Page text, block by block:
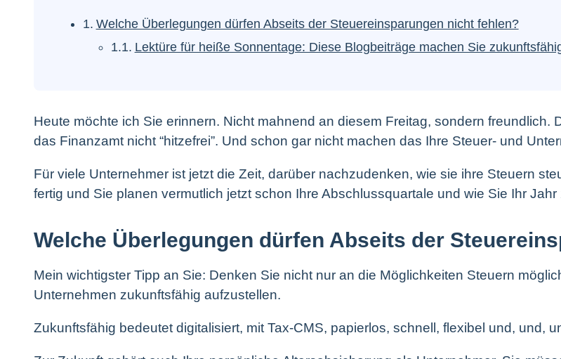
Welche Überlegungen dürfen Abseits der Steuereinsparungen nicht fehlen?
Lektüre für heiße Sonnentage: Diese Blogbeiträge machen Sie
Heute möchte ich Sie erinnern. Nicht mahnend an diesem Freitag, sondern freundlich.
das Finanzamt nicht “hitzefrei”. Und schon gar nicht machen das Ihre Steuer- und
Für viele Unternehmer ist jetzt die Zeit, darüber nachzudenken, wie sie ihre Steuern
fertig und Sie planen vermutlich jetzt schon Ihre Abschlussquartale und wie Sie Ihr
Welche Überlegungen dürfen Abseits der
Mein wichtigster Tipp an Sie: Denken Sie nicht nur an die Möglichkeiten Steuern
Unternehmen zukunftsfähig aufzustellen.
Zukunftsfähig bedeutet digitalisiert, mit Tax-CMS, papierlos, schnell, flexibel und, und,